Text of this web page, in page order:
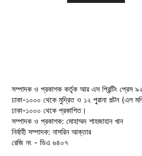
সম্পাদক ও প্রকাশক কর্তৃক আর এস প্রিন্টিং প্রেস
ঢাকা-১০০০ থেকে মুদ্রিত ও ১২ পুরানা পল্টন (এল
ঢাকা-১০০০ থেকে প্রকাশিত।
সম্পাদক ও প্রকাশক: মোহাম্মদ শাহজাহান খান
নির্বাহী সম্পাদক: নাসরিন আক্তার
রেজি নং - ডিএ ৬৪০৭